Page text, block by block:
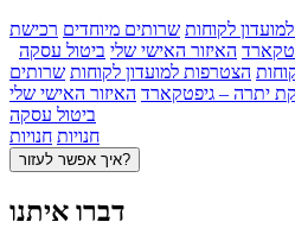
לקוחות שרותים מיוחדים רכישת
האיזור האישי שלי ביטול עסקה
הצטרפות למועדון לקוחות שרותים
יתרה – גיפטקארד האיזור האישי שלי
ביטול עסקה
חנויות חנויות
איך אפשר לעזור?
דברו איתנו